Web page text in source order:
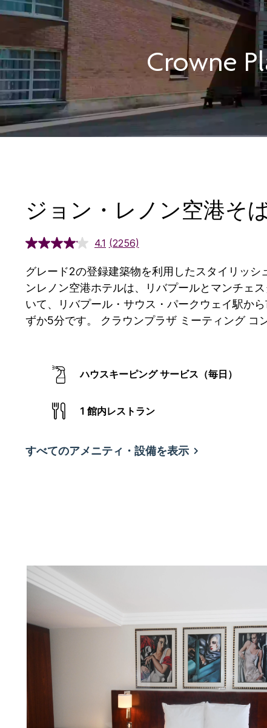
Crowne
ジョン・レノン空港そ
4.1 (2256)
グレード2の登録建築物を利用したスタイリッ
ンレノン空港ホテルは、リバプールとマンチェ
いて、リバプール・サウス・パークウェイ駅か
ずか5分です。
クラウンプラザ ミーティング コ
ハウスキーピング サービス（毎日）
1 館内レストラン
すべてのアメニティ・設備を表示